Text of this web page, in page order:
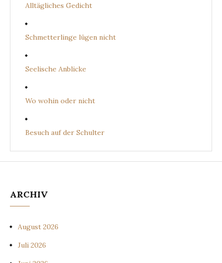
Alltägliches Gedicht
Schmetterlinge lügen nicht
Seelische Anblicke
Wo wohin oder nicht
Besuch auf der Schulter
ARCHIV
August 2026
Juli 2026